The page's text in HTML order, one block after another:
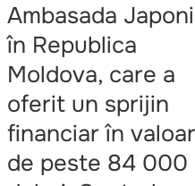
Ambasada
în Republica
Moldova, care a
oferit un sprijin
financiar în
de peste 84 000